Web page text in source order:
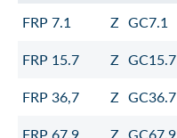
FRP 7.1
Z GC7.1
FRP 15.7
Z GC15.7
FRP 36,7
Z GC36.7